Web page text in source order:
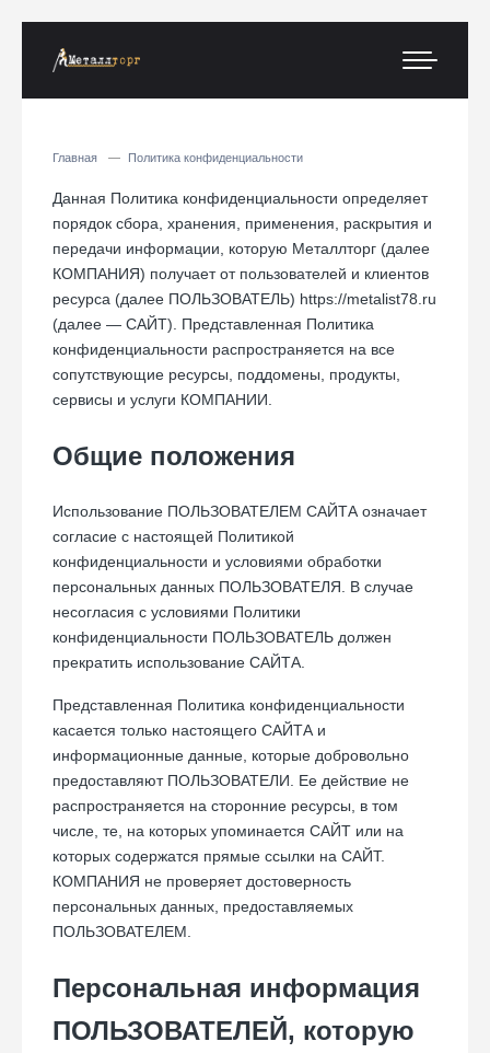
Главная Политика конфиденциальности
Данная Политика конфиденциальности определяет
порядок сбора, хранения, применения, раскрытия и
передачи информации, которую Металлторг (далее
КОМПАНИЯ) получает от пользователей и клиентов
ресурса (далее ПОЛЬЗОВАТЕЛЬ) https://metalist78.ru
(далее — САЙТ). Представленная Политика
конфиденциальности распространяется на все
сопутствующие ресурсы, поддомены, продукты,
сервисы и услуги КОМПАНИИ.
Общие положения
Использование ПОЛЬЗОВАТЕЛЕМ САЙТА означает
согласие с настоящей Политикой
конфиденциальности и условиями обработки
персональных данных ПОЛЬЗОВАТЕЛЯ. В случае
несогласия с условиями Политики
конфиденциальности ПОЛЬЗОВАТЕЛЬ должен
прекратить использование САЙТА.
Представленная Политика конфиденциальности
касается только настоящего САЙТА и
информационные данные, которые добровольно
предоставляют ПОЛЬЗОВАТЕЛИ. Ее действие не
распространяется на сторонние ресурсы, в том
числе, те, на которых упоминается САЙТ или на
которых содержатся прямые ссылки на САЙТ.
КОМПАНИЯ не проверяет достоверность
персональных данных, предоставляемых
ПОЛЬЗОВАТЕЛЕМ.
Персональная информация
ПОЛЬЗОВАТЕЛЕЙ, которую